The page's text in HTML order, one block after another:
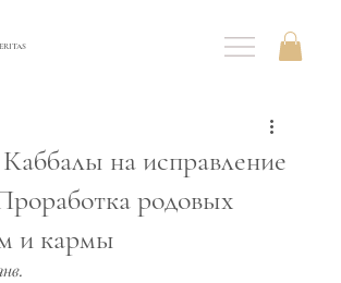
на исправление
родовых
и кармы